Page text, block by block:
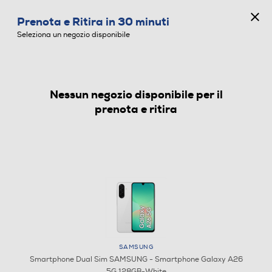
SMARTPHONE DUAL SIM
Prenota e Ritira in 30 minuti
Seleziona un negozio disponibile
Nessun negozio disponibile per il
prenota e ritira
SAMSUNG
Smartphone Dual Sim SAMSUNG - Smartphone Galaxy A26